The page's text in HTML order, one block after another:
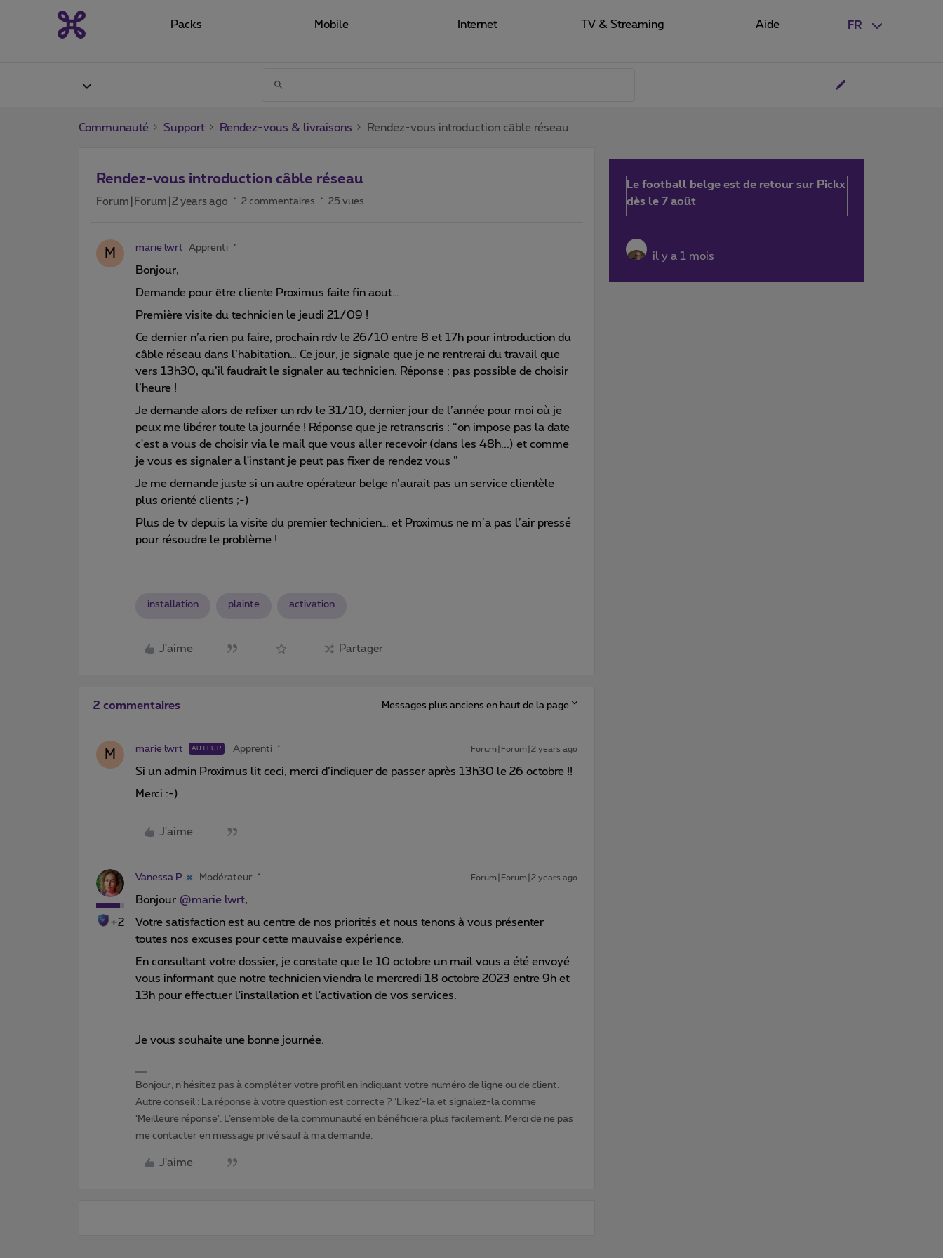
FR
Packs Mobile Internet TV & Streaming Aide
Communauté Support Rendez-vous & livraisons Rendez-vous introduction câble réseau
Rendez-vous introduction câble réseau
Forum|Forum|2 years ago 2 commentaires 25 vues
M marie lwrt Apprenti
Bonjour,
Demande pour être cliente Proximus faite fin aout…
Première visite du technicien le jeudi 21/09 !
Ce dernier n’a rien pu faire, prochain rdv le 26/10 entre 8 et 17h pour introduction du
câble réseau dans l’habitation… Ce jour, je signale que je ne rentrerai du travail que
vers 13h30, qu’il faudrait le signaler au technicien. Réponse : pas possible de choisir
l’heure !
Je demande alors de refixer un rdv le 31/10, dernier jour de l’année pour moi où je
peux me libérer toute la journée ! Réponse que je retranscris : “on impose pas la date
c'est a vous de choisir via le mail que vous aller recevoir (dans les 48h...) et comme
je vous es signaler a l'instant je peut pas fixer de rendez vous ”
Je me demande juste si un autre opérateur belge n’aurait pas un service clientèle
plus orienté clients ;-)
Plus de tv depuis la visite du premier technicien… et Proximus ne m’a pas l’air pressé
pour résoudre le problème !
installation plainte activation
J'aime Partager
2 commentaires Messages plus anciens en haut de la page
M marie lwrt AUTEUR Apprenti Forum|Forum|2 years ago
Si un admin Proximus lit ceci, merci d’indiquer de passer après 13h30 le 26 octobre !!
Merci :-)
J'aime
+2
Vanessa P Modérateur Forum|Forum|2 years ago
Bonjour @marie lwrt,
Votre satisfaction est au centre de nos priorités et nous tenons à vous présenter
toutes nos excuses pour cette mauvaise expérience.
En consultant votre dossier, je constate que le 10 octobre un mail vous a été envoyé
vous informant que notre technicien viendra le mercredi 18 octobre 2023 entre 9h et
13h pour effectuer l'installation et l'activation de vos services.
Je vous souhaite une bonne journée.
Bonjour, n'hésitez pas à compléter votre profil en indiquant votre numéro de ligne ou de client.
Autre conseil : La réponse à votre question est correcte ? ‘Likez’-la et signalez-la comme
‘Meilleure réponse’. L’ensemble de la communauté en bénéficiera plus facilement. Merci de ne pas
me contacter en message privé sauf à ma demande.
J'aime
Le football belge est de retour sur Pickx
dès le 7 août
il y a 1 mois